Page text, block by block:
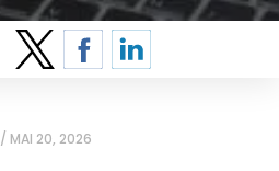
/ MAI 20, 2026